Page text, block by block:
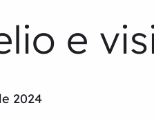
e
2024